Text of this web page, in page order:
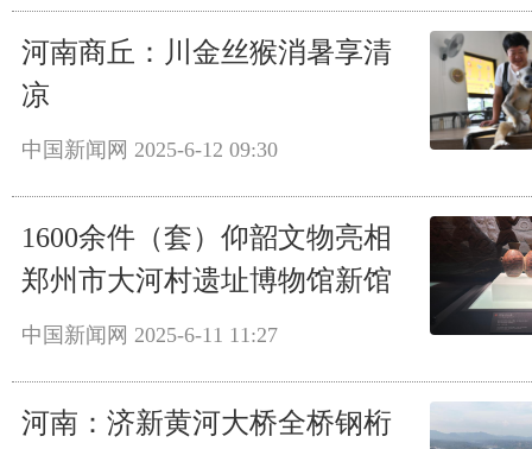
河南商丘：川金丝猴消暑享清
凉
中国新闻网 2025-6-12 09:30
1600余件（套）仰韶文物亮相
郑州市大河村遗址博物馆新馆
中国新闻网 2025-6-11 11:27
河南：济新黄河大桥全桥钢桁